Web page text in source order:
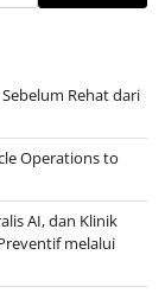
Rehat dari
Operations to
AI, dan Klinik
melalui